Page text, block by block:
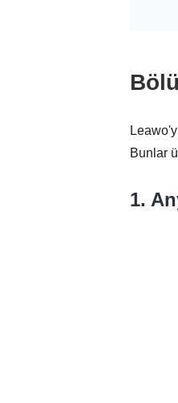
Bunlar
1.